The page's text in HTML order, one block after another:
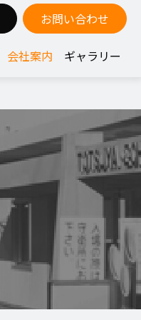
会社案内 ギャラリー
お問い合わせ